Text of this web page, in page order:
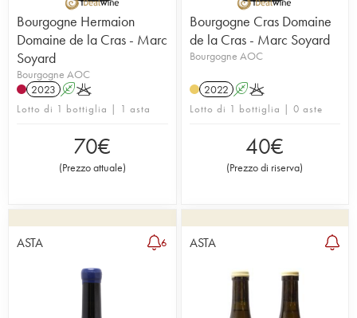
Bourgogne Hermaion
Domaine de la Cras - Marc
Soyard
Bourgogne AOC
2023 AK
Lotto di 1 bottiglia | 1 asta
70€
(Prezzo attuale)
Bourgogne Cras Domaine
de la Cras - Marc Soyard
Bourgogne AOC
2022 AK
Lotto di 1 bottiglia | 0 aste
40€
(Prezzo di riserva)
ASTA 6 ASTA